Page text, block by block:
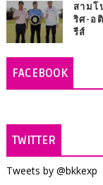
สามโ
ริศ-อ
รีส์
FACEBOOK
TWITTER
Tweets by @bkkexp